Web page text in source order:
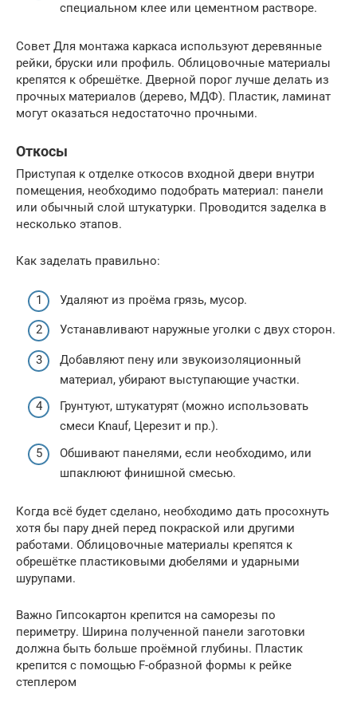
специальном клее или цементном растворе.
Совет Для монтажа каркаса используют деревянные
рейки, бруски или профиль. Облицовочные материалы
крепятся к обрешётке. Дверной порог лучше делать из
прочных материалов (дерево, МДФ). Пластик, ламинат
могут оказаться недостаточно прочными.
Откосы
Приступая к отделке откосов входной двери внутри
помещения, необходимо подобрать материал: панели
или обычный слой штукатурки. Проводится заделка в
несколько этапов.
Как заделать правильно:
Удаляют из проёма грязь, мусор.
Устанавливают наружные уголки с двух сторон.
Добавляют пену или звукоизоляционный
материал, убирают выступающие участки.
Грунтуют, штукатурят (можно использовать
смеси Knauf, Церезит и пр.).
Обшивают панелями, если необходимо, или
шпаклюют финишной смесью.
Когда всё будет сделано, необходимо дать просохнуть
хотя бы пару дней перед покраской или другими
работами. Облицовочные материалы крепятся к
обрешётке пластиковыми дюбелями и ударными
шурупами.
Важно Гипсокартон крепится на саморезы по
периметру. Ширина полученной панели заготовки
должна быть больше проёмной глубины. Пластик
крепится с помощью F-образной формы к рейке
степлером